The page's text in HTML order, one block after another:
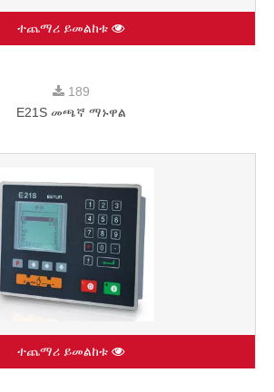
ተጨማሪ ይመልከቱ
189
E21S መጫኛ ማኑዋል
ተጨማሪ ይመልከቱ